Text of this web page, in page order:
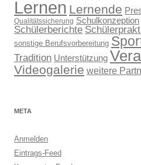
Lernen Lernende
Qualitätssicherung Schulkonzeption
Schülerberichte
sonstige Berufsvorbereitung
Tradition Unterstützung
Videogalerie weitere
META
Anmelden
Eintrags-Feed